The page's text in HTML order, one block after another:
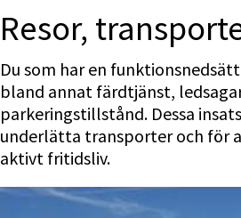
Resor,
Du som har en
bland annat färdtjänst,
parkeringstillstånd. Dessa
underlätta transporter och för
aktivt fritidsliv.